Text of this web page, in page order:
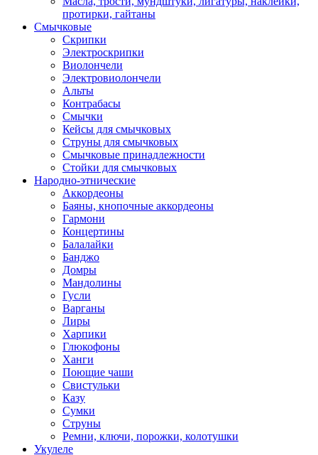
протирки, гайтаны
Смычковые
Скрипки
Электроскрипки
Виолончели
Электровиолончели
Альты
Контрабасы
Смычки
Кейсы для смычковых
Струны для смычковых
Смычковые принадлежности
Стойки для смычковых
Народно-этнические
Аккордеоны
Баяны, кнопочные аккордеоны
Гармони
Концертины
Балалайки
Банджо
Домры
Мандолины
Гусли
Варганы
Лиры
Харпики
Глюкофоны
Ханги
Поющие чаши
Свистульки
Казу
Сумки
Струны
Ремни, ключи, порожки, колотушки
Укулеле